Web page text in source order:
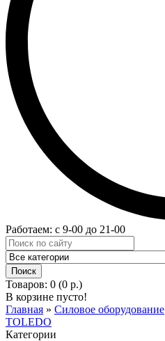
Работаем: с 9-00 до 21-00
Товаров: 0 (0 р.)
В корзине пусто!
Главная » Силовое оборудование
TOLEDO
Категории